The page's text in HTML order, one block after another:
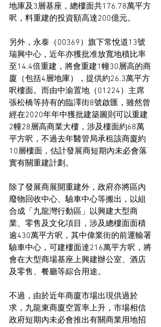
地庫及3層基座，總樓面共176.78萬平方
呎，料重建的投資額高達200億元。
另外，永泰（00369）旗下常悅道13號
瑞興中心，近年亦獲批准放寬地積比率
至14.4倍重建，將會重建1幢30層高的商
廈（包括4層地庫），提供約26.3萬平方
呎樓面。而由中渝置地（01224）主席
張松橋等持有的臨澤街8號啟匯，雖然曾
經在2020年年中獲批建築圖則可以重建
2幢28層高商業大樓，涉及樓面約68萬
平方呎，不過去年醫管局承租該商廈約
10層樓面，估計發展商短期內未必會落
實有關重建計劃。
除了發展商展開重建外，政府亦將區內
廢物回收中心、驗車中心等搬出，以組
合成「九龍灣行動區」以興建大型商
業、零售及文化項目，涉及總樓面面積
逾430萬平方呎，其中偉業街的前運輸署
驗車中心，可建樓面達216萬平方呎，將
會在大型商場基座上興建辦公室、酒店
及零售、餐廳等綜合用途。
不過，由於近年商廈市場出現供過於
求，九龍東商廈空置率上升，市場相信
政府短期內未必會推出有關商業用地招